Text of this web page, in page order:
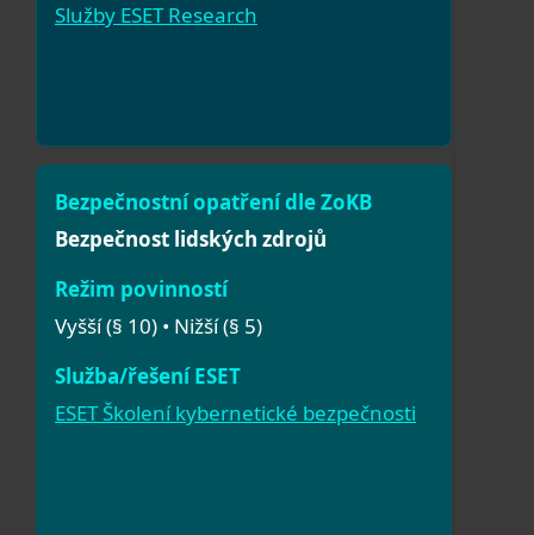
Služby ESET Research
Bezpečnost lidských zdrojů
Vyšší (§ 10) • Nižší (§ 5)
ESET Školení kybernetické bezpečnosti